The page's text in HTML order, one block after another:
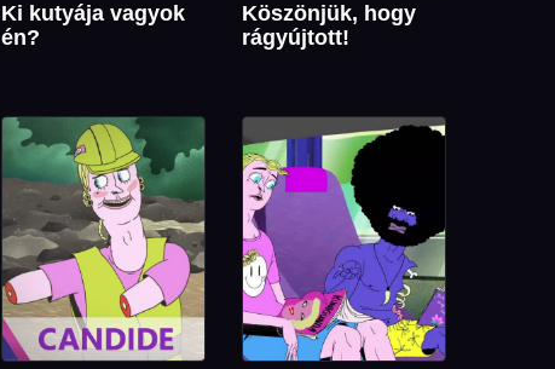
Ki kutyája vagyok
én?
Köszönjük, hogy
rágyújtott!